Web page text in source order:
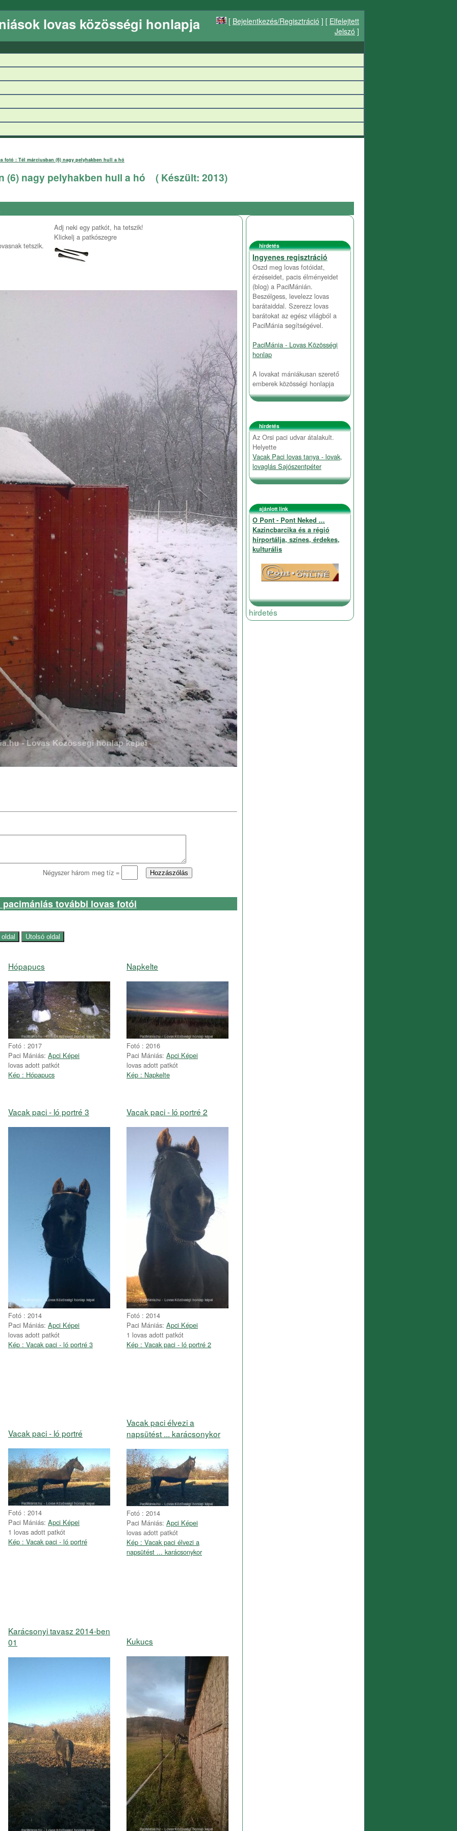
lovas közösségi honlapja [ Bejelentkezés/Regisztráció ] [ Elfelejtett
Jelszó ]
fotó : Tél márciusban (6) nagy pelyhakben hull a hó
(6) nagy pelyhakben hull a hó ( Készült: 2013)
tetszik.
Adj neki egy patkót, ha tetszik!
Klickelj a patkószegre
Négyszer három meg tíz =
pacimániás további lovas fotói
Hópapucs
Fotó : 2017
Paci Mániás: Apci Képei
lovas adott patkót
Kép : Hópapucs
Napkelte
Fotó : 2016
Paci Mániás: Apci Képei
lovas adott patkót
Kép : Napkelte
Vacak paci - ló portré 3
Fotó : 2014
Paci Mániás: Apci Képei
lovas adott patkót
Kép : Vacak paci - ló portré 3
Vacak paci - ló portré 2
Fotó : 2014
Paci Mániás: Apci Képei
1 lovas adott patkót
Kép : Vacak paci - ló portré 2
Vacak paci - ló portré
Fotó : 2014
Paci Mániás: Apci Képei
1 lovas adott patkót
Kép : Vacak paci - ló portré
Vacak paci élvezi a
napsütést ... karácsonykor
Fotó : 2014
Paci Mániás: Apci Képei
lovas adott patkót
Kép : Vacak paci élvezi a
napsütést ... karácsonykor
Karácsonyi tavasz 2014-ben
01
Kukucs
hirdetés
Ingyenes regisztráció
Oszd meg lovas fotóidat,
érzéseidet, pacis élményeidet
(blog) a PaciMánián.
Beszélgess, levelezz lovas
barátaiddal. Szerezz lovas
barátokat az egész világból a
PaciMánia segítségével.
PaciMánia - Lovas Közösségi
honlap
A lovakat mániákusan szerető
emberek közösségi honlapja
hirdetés
Az Orsi paci udvar átalakult.
Helyette
Vacak Paci lovas tanya - lovak,
lovaglás Sajószentpéter
ajánlott link
O Pont - Pont Neked ...
Kazincbarcika és a régió
hírportálja, színes, érdekes,
kulturális
hirdetés